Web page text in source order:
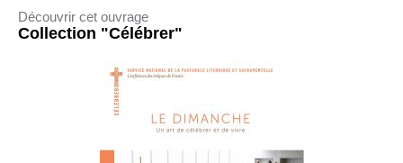
Découvrir cet ouvrage
Collection "Célébrer"